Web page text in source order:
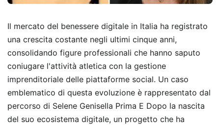
Il mercato del benessere digitale in Italia ha registrato
una crescita costante negli ultimi cinque anni,
consolidando figure professionali che hanno saputo
coniugare l'attività atletica con la gestione
imprenditoriale delle piattaforme social. Un caso
emblematico di questa evoluzione è rappresentato dal
percorso di Selene Genisella Prima E Dopo la nascita
del suo ecosistema digitale, un progetto che ha